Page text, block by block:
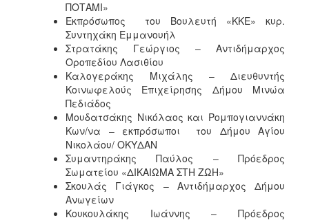
ΠΟΤΑΜΙ»
Εκπρόσωπος του Βουλευτή «ΚΚΕ» κυρ.
Συντηχάκη Εμμανουήλ
Στρατάκης Γεώργιος – Αντιδήμαρχος
Οροπεδίου Λασιθίου
Καλογεράκης Μιχάλης – Διευθυντής
Κοινωφελούς Επιχείρησης Δήμου Μινώα
Πεδιάδος
Μουδατσάκης Νικόλαος και Ρομπογιαννάκη
Κων/να – εκπρόσωποι του Δήμου Αγίου
Νικολάου/ ΟΚΥΔΑΝ
Συμαντηράκης Παύλος – Πρόεδρος
Σωματείου «ΔΙΚΑΙΩΜΑ ΣΤΗ ΖΩΗ»
Σκουλάς Γιάγκος – Αντιδήμαρχος Δήμου
Ανωγείων
Κουκουλάκης Ιωάννης – Πρόεδρος